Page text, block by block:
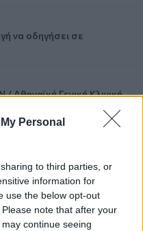
Personal
to third parties, or
information for
use the below opt-out
note that after your
continue seeing
να οδηγήσει σε
/ Αθηναϊκή Γενική Κλινική
και τα συμφέροντα, οι
των κερδών της
«Σε πέντε χρόνια